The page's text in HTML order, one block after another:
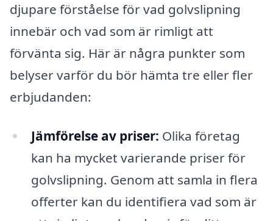
djupare förståelse för vad golvslipning
innebär och vad som är rimligt att
förvänta sig. Här är några punkter som
belyser varför du bör hämta tre eller fler
erbjudanden:
Jämförelse av priser: Olika företag
kan ha mycket varierande priser för
golvslipning. Genom att samla in flera
offerter kan du identifiera vad som är